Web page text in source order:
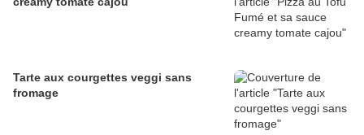
Tarte aux courgettes veggi sans
fromage